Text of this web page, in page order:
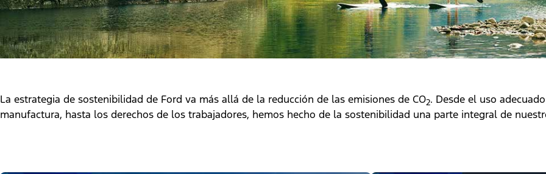
La estrategia de sostenibilidad de Ford va más allá de la reducción de las emisiones de CO2. Desde el uso
manufactura, hasta los derechos de los trabajadores, hemos hecho de la sostenibilidad una parte integral de